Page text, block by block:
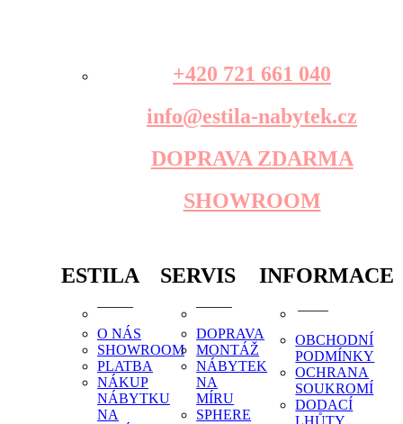
+420 721 661 040
info@estila-nabytek.cz
DOPRAVA ZDARMA
SHOWROOM
ESTILA
O NÁS
SHOWROOM
PLATBA
NÁKUP
NÁBYTKU
NA
SERVIS
DOPRAVA
MONTÁŽ
NÁBYTEK
NA
MÍRU
SPHERE
INFORMACE
OBCHODNÍ
PODMÍNKY
OCHRANA
SOUKROMÍ
DODACÍ
LHŮTY